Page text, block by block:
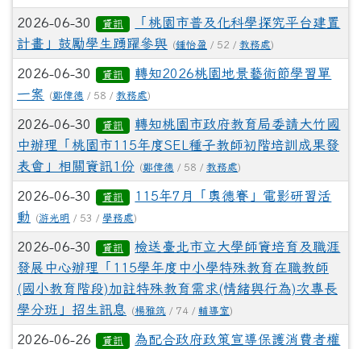
2026-06-30 資訊
「桃園市普及化科學探究平台建置
計畫」鼓勵學生踴躍參與 (鍾怡盈 / 52 / 教務處)
2026-06-30 資訊
轉知2026桃園地景藝術節學習單
一案
(鄭偉德 / 58 / 教務處)
2026-06-30 資訊
轉知桃園市政府教育局委請大竹國
中辦理「桃園市115年度SEL種子教師初階培訓成果發
表會」相關資訊1份 (鄭偉德 / 58 / 教務處)
2026-06-30 資訊
115年7月「奧德賽」電影研習活
動
(游光明 / 53 / 學務處)
2026-06-30 資訊
檢送臺北市立大學師資培育及職涯
發展中心辦理「115學年度中小學特殊教育在職教師
(國小教育階段)加註特殊教育需求(情緒與行為)次專長
學分班」招生訊息
(楊雅筑 / 74 / 輔導室)
2026-06-26 資訊
為配合政府政策宣導保護消費者權